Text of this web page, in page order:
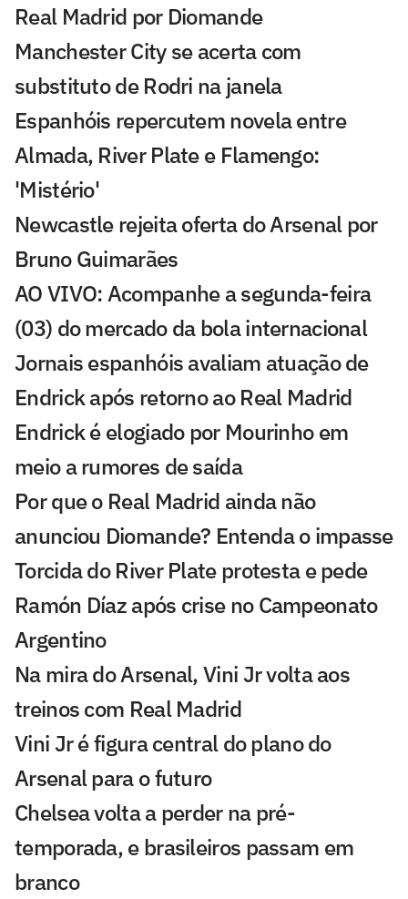
Real Madrid por Diomande
Manchester City se acerta com
substituto de Rodri na janela
Espanhóis repercutem novela entre
Almada, River Plate e Flamengo:
'Mistério'
Newcastle rejeita oferta do Arsenal por
Bruno Guimarães
AO VIVO: Acompanhe a segunda-feira
(03) do mercado da bola internacional
Jornais espanhóis avaliam atuação de
Endrick após retorno ao Real Madrid
Endrick é elogiado por Mourinho em
meio a rumores de saída
Por que o Real Madrid ainda não
anunciou Diomande? Entenda o impasse
Torcida do River Plate protesta e pede
Ramón Díaz após crise no Campeonato
Argentino
Na mira do Arsenal, Vini Jr volta aos
treinos com Real Madrid
Vini Jr é figura central do plano do
Arsenal para o futuro
Chelsea volta a perder na pré-
temporada, e brasileiros passam em
branco